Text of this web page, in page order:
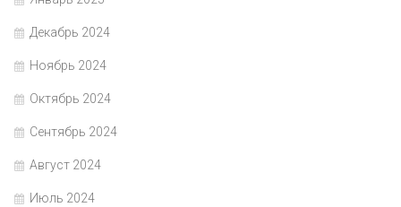
Декабрь 2024
Ноябрь 2024
Октябрь 2024
Сентябрь 2024
Август 2024
Июль 2024